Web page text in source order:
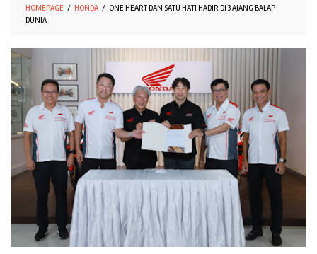
HOMEPAGE / HONDA / ONE HEART DAN SATU HATI HADIR DI 3 AJANG BALAP
DUNIA